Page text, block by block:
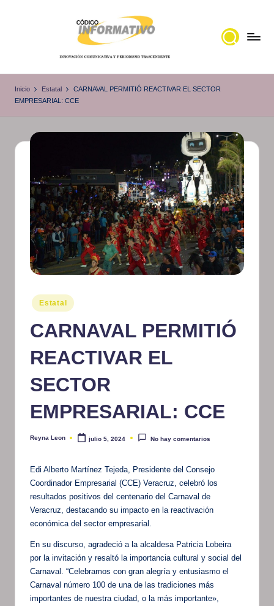
ó
i
I
n
f
o
r
m
at
iv
o
noticias
Inicio Estatal
CARNAVAL PERMITIÓ REACTIVAR EL SECTOR
EMPRESARIAL: CCE
Publicado
en
Estatal
CARNAVAL PERMITIÓ
REACTIVAR EL
SECTOR
EMPRESARIAL: CCE
Publicado
Reyna Leon julio 5, 2024 No hay comentarios
Edi Alberto Martínez Tejeda, Presidente del Consejo
Coordinador Empresarial (CCE) Veracruz, celebró los
resultados positivos del centenario del Carnaval de
Veracruz, destacando su impacto en la reactivación
económica del sector empresarial.
En su discurso, agradeció a la alcaldesa Patricia Lobeira
por la invitación y resaltó la importancia cultural y social del
Carnaval. “Celebramos con gran alegría y entusiasmo el
Carnaval número 100 de una de las tradiciones más
importantes de nuestra ciudad, o la más importante»,